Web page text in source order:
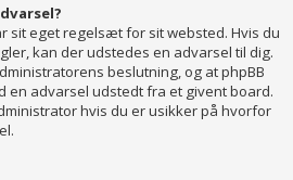
sit eget regelsæt for sit websted. Hvis du
kan der udstedes en advarsel til dig.
beslutning, og at phpBB
en advarsel udstedt fra et givent board.
hvis du er usikker på hvorfor